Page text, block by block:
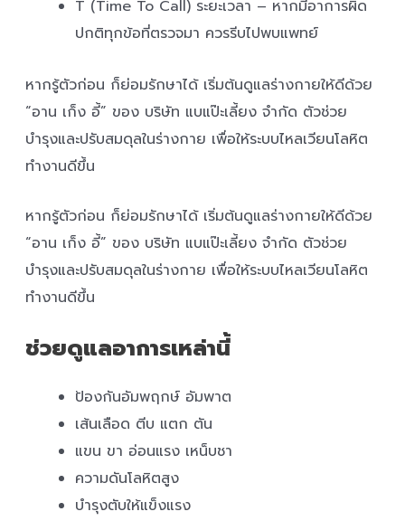
T (Time To Call) ระยะเวลา – หากมีอาการผิด
ปกติทุกข้อที่ตรวจมา ควรรีบไปพบแพทย์
หากรู้ตัวก่อน ก็ย่อมรักษาได้ เริ่มต้นดูแลร่างกายให้ดีด้วย
“อาน เก็ง อี้” ของ บริษัท แบแป๊ะเลี้ยง จำกัด ตัวช่วย
บำรุงและปรับสมดุลในร่างกาย เพื่อให้ระบบไหลเวียนโลหิต
ทำงานดีขึ้น
หากรู้ตัวก่อน ก็ย่อมรักษาได้ เริ่มต้นดูแลร่างกายให้ดีด้วย
“อาน เก็ง อี้” ของ บริษัท แบแป๊ะเลี้ยง จำกัด ตัวช่วย
บำรุงและปรับสมดุลในร่างกาย เพื่อให้ระบบไหลเวียนโลหิต
ทำงานดีขึ้น
ช่วยดูแลอาการเหล่านี้
ป้องกันอัมพฤกษ์ อัมพาต
เส้นเลือด ตีบ แตก ตัน
แขน ขา อ่อนแรง เหน็บชา
ความดันโลหิตสูง
บำรุงตับให้แข็งแรง